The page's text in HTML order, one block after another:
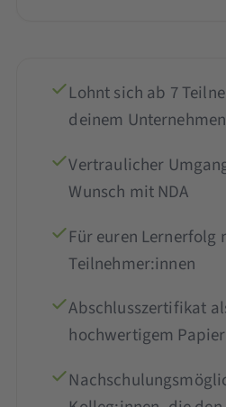
Lohnt sich ab 7
deinem Unternehmen
Vertraulicher
Wunsch mit NDA
Für euren Lernerfolg
Teilnehmer:innen
Abschlusszertifikat
hochwertigem